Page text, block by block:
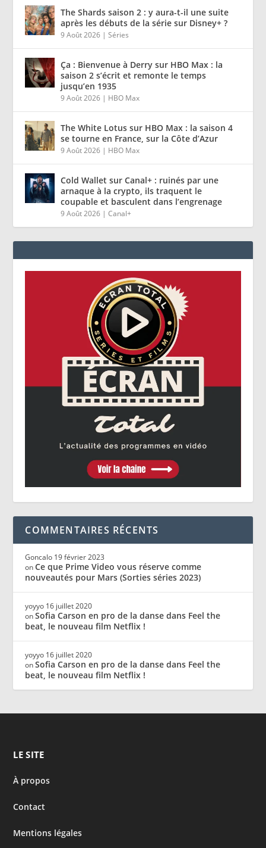
The Shards saison 2 : y aura-t-il une suite
après les débuts de la série sur Disney+ ?
9 Août 2026 |Séries
Ça : Bienvenue à Derry sur HBO Max : la
saison 2 s’écrit et remonte le temps
jusqu’en 1935
9 Août 2026 | HBO Max
The White Lotus sur HBO Max : la saison 4
se tourne en France, sur la Côte d’Azur
9 Août 2026 | HBO Max
Cold Wallet sur Canal+ : ruinés par une
arnaque à la crypto, ils traquent le
coupable et basculent dans l’engrenage
9 Août 2026 |Canal+
COMMENTAIRES RÉCENTS
Goncalo 19 février 2023
onCe que Prime Video vous réserve comme
nouveautés pour Mars (Sorties séries 2023)
yoyyo 16 juillet 2020
onSofia Carson en pro de la danse dans Feel the
beat, le nouveau film Netflix !
yoyyo 16 juillet 2020
onSofia Carson en pro de la danse dans Feel the
beat, le nouveau film Netflix !
LE SITE
À propos
Contact
Mentions légales